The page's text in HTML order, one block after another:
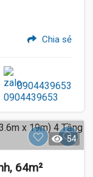
Chia sẻ
0904439653
54
64m²